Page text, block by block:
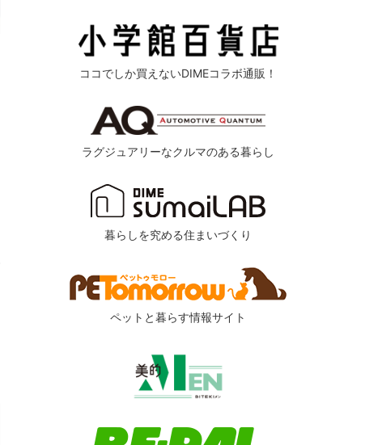
ココでしか買えないDIMEコラボ通販！
ラグジュアリーなクルマのある暮らし
暮らしを究める住まいづくり
ペットと暮らす情報サイト